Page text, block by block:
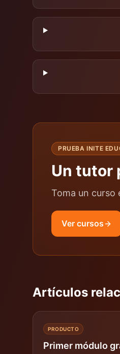
PRUEBA INITE
Un tutor
Toma un curso
Ver cursos
Artículos
PRODUCTO
Primer módulo